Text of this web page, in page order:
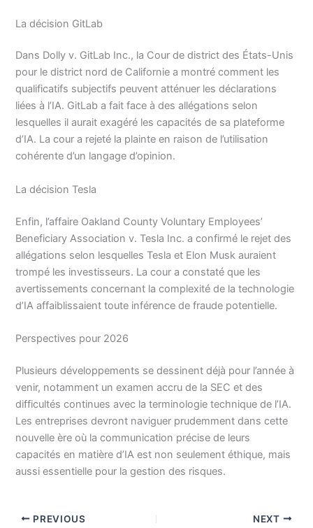
La décision GitLab
Dans Dolly v. GitLab Inc., la Cour de district des États-Unis
pour le district nord de Californie a montré comment les
qualificatifs subjectifs peuvent atténuer les déclarations
liées à l’IA. GitLab a fait face à des allégations selon
lesquelles il aurait exagéré les capacités de sa plateforme
d’IA. La cour a rejeté la plainte en raison de l’utilisation
cohérente d’un langage d’opinion.
La décision Tesla
Enfin, l’affaire Oakland County Voluntary Employees’
Beneficiary Association v. Tesla Inc. a confirmé le rejet des
allégations selon lesquelles Tesla et Elon Musk auraient
trompé les investisseurs. La cour a constaté que les
avertissements concernant la complexité de la technologie
d’IA affaiblissaient toute inférence de fraude potentielle.
Perspectives pour 2026
Plusieurs développements se dessinent déjà pour l’année à
venir, notamment un examen accru de la SEC et des
difficultés continues avec la terminologie technique de l’IA.
Les entreprises devront naviguer prudemment dans cette
nouvelle ère où la communication précise de leurs
capacités en matière d’IA est non seulement éthique, mais
aussi essentielle pour la gestion des risques.
PREVIOUS NEXT